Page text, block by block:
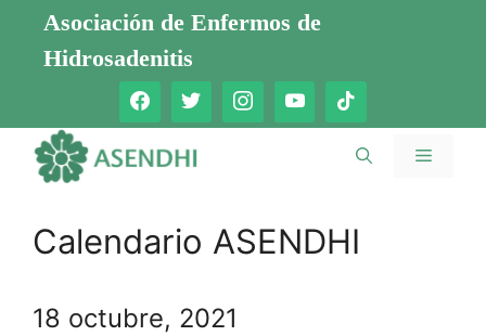
Saltar
contenido
Asociación de Enfermos de
Hidrosadenitis
Menú
Calendario ASENDHI
18 octubre, 2021